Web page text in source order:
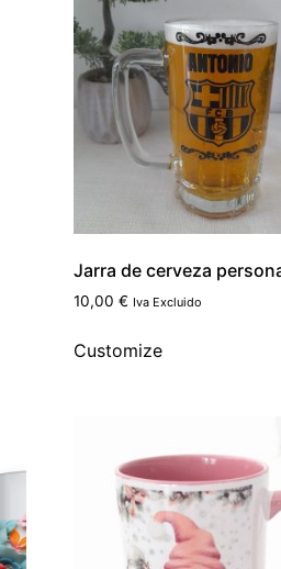
Jarra de cerveza
10,00€ Iva Excluido
Customize